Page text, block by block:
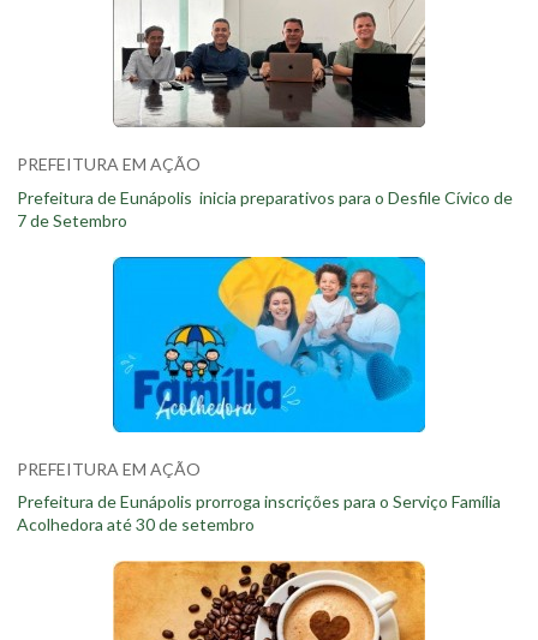
PREFEITURA EM AÇÃO
Prefeitura de Eunápolis inicia preparativos para o Desfile Cívico de
7 de Setembro
PREFEITURA EM AÇÃO
Prefeitura de Eunápolis prorroga inscrições para o Serviço Família
Acolhedora até 30 de setembro